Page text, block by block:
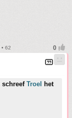
62
schreef Troel
het